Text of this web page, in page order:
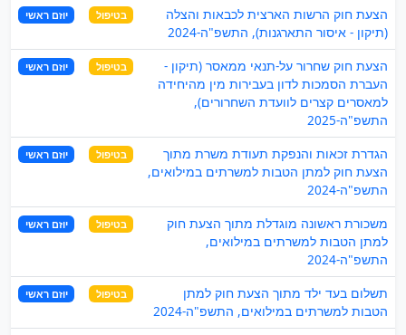
הצעת חוק הרשות הארצית לכבאות והצלה
(תיקון - איסור התארגנות), התשפ"ה-2024
בטיפול יוזם ראשי
הצעת חוק שחרור על-תנאי ממאסר (תיקון -
העברת הסמכות לדון בעבירות מין מהיחידה
למאסרים קצרים לוועדת השחרורים),
התשפ"ה-2025
בטיפול יוזם ראשי
הגדרת זכאות והנפקת תעודת משרת מתוך
הצעת חוק למתן הטבות למשרתים במילואים,
התשפ"ה-2024
בטיפול יוזם ראשי
משכורת ראשונה מוגדלת מתוך הצעת חוק
למתן הטבות למשרתים במילואים,
התשפ"ה-2024
בטיפול יוזם ראשי
תשלום בעד ילד מתוך הצעת חוק למתן
הטבות למשרתים במילואים, התשפ"ה-2024
בטיפול יוזם ראשי